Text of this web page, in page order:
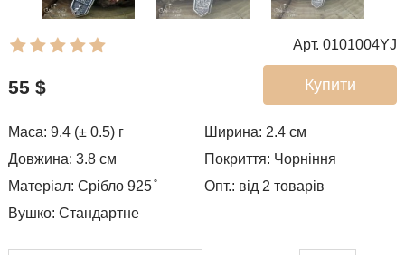
Арт. 0101004YJ
Купити
55 $
Маса: 9.4 (± 0.5) г Ширина: 2.4 см
Довжина: 3.8 см
Покриття: Чорніння
Матеріал: Срібло 925 ̊
Опт.: від 2 товарів
Вушко: Стандартне